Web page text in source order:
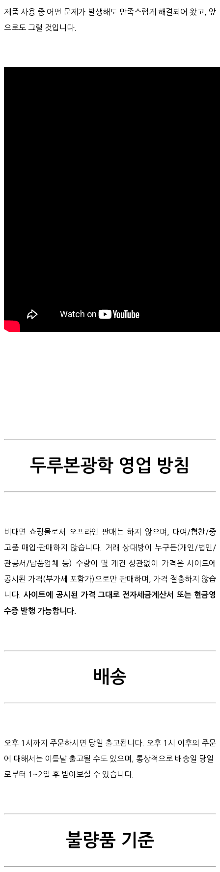
제품 사용 중 어떤 문제가 발생해도 만족스럽게 해결되어 왔고, 앞
으로도 그럴 것입니다.
두루본광학 영업 방침
비대면 쇼핑몰로서 오프라인 판매는 하지 않으며, 대여/협찬/중
고품 매입·판매하지 않습니다. 거래 상대방이 누구든(개인/법인/
관공서/납품업체 등) 수량이 몇 개건 상관없이 가격은 사이트에
공시된 가격(부가세 포함가)으로만 판매하며, 가격 절충하지 않습
니다.사이트에 공시된 가격 그대로 전자세금계산서 또는 현금영
수증 발행 가능합니다.
배송
오후 1시까지 주문하시면 당일 출고됩니다. 오후 1시 이후의 주문
에 대해서는 이튿날 출고될 수도 있으며, 통상적으로 배송일 당일
로부터 1~2일 후 받아보실 수 있습니다.
불량품 기준